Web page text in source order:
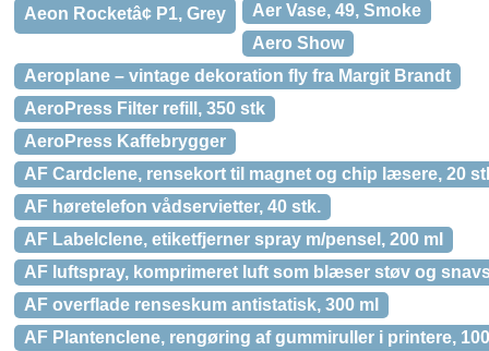
Aeon Rocketâ¢ P1, Grey
Aer Vase, 49, Smoke
Aero Show
Aeroplane – vintage dekoration fly fra Margit Brandt
AeroPress Filter refill, 350 stk
AeroPress Kaffebrygger
AF Cardclene, rensekort til magnet og chip læsere, 20
AF høretelefon vådservietter, 40 stk.
AF Labelclene, etiketfjerner spray m/pensel, 200 ml
AF luftspray, komprimeret luft som blæser støv og
AF overflade renseskum antistatisk, 300 ml
AF Plantenclene, rengøring af gummiruller i printere,